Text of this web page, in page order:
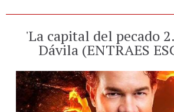
'La capital del pecado
Dávila (ENTRAES